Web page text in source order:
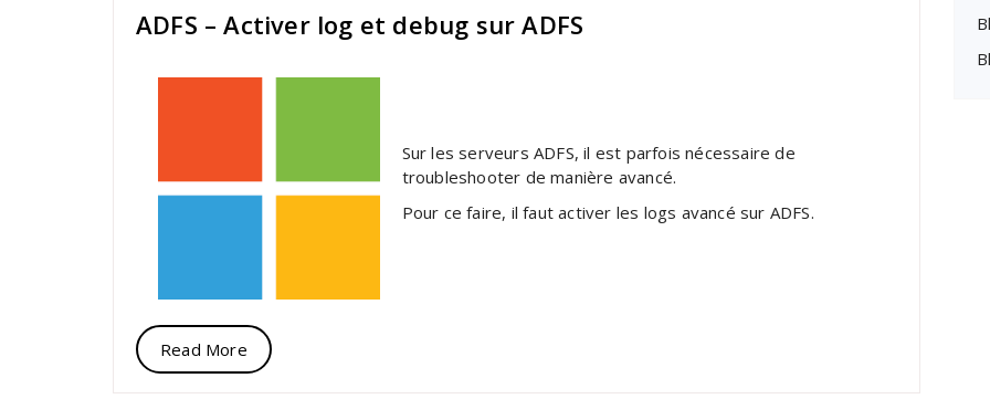
ADFS – Activer log et debug sur ADFS
Sur les serveurs ADFS, il est parfois nécessaire de
troubleshooter de manière avancé.
Pour ce faire, il faut activer les logs avancé sur ADFS.
Read More